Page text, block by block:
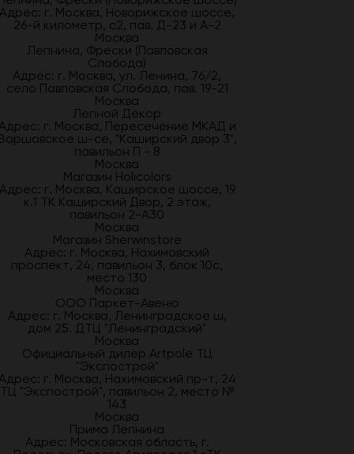
Адрес: г. Москва, Новорижское шоссе,
26-й километр, с2, пав. Д-23 и А-2
Москва
Лепнина, Фрески (Павловская
Слобода)
Адрес: г. Москва, ул. Ленина, 76/2,
село Павловская Слобода, пав. 19-21
Москва
Лепной Декор
г. Москва, Пересечение МКАД и
ш-се, "Каширский двор 3",
павильон П - 8
Москва
Магазин Holicolors
г. Москва, Каширское шоссе, 19
к.1 ТК Каширский Двор, 2 этаж,
павильон 2-А30
Москва
Магазин Sherwinstore
Адрес: г. Москва, Нахимовский
проспект, 24, павильон 3, блок 10с,
место 130
Москва
ООО Паркет-Авeню
Адрес: г. Москва, Ленинградское ш,
дом 25. ДТЦ "Ленинградский"
Москва
Официальный дилер Artpole ТЦ
"Экспострой"
г. Москва, Нахимовский пр-т, 24
ТЦ "Экспострой", павильон 2, место №
143
Москва
Прима Лепнина
Адрес: Московская область, г.